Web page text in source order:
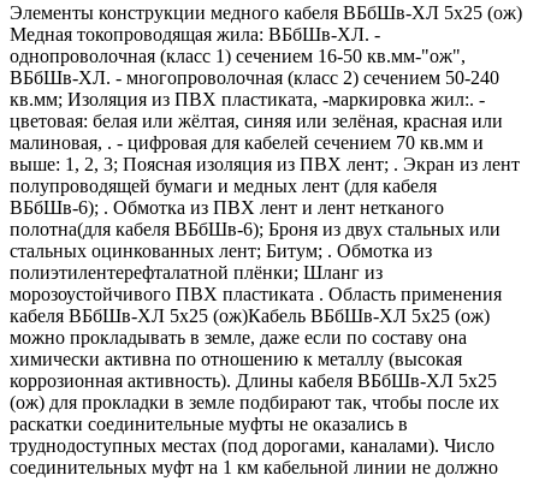
Элементы конструкции медного кабеля ВБбШв-ХЛ 5х25 (ож)
Медная токопроводящая жила: ВБбШв-ХЛ. -
однопроволочная (класс 1) сечением 16-50 кв.мм-"ож",
ВБбШв-ХЛ. - многопроволочная (класс 2) сечением 50-240
кв.мм; Изоляция из ПВХ пластиката, -маркировка жил:. -
цветовая: белая или жёлтая, синяя или зелёная, красная или
малиновая, . - цифровая для кабелей сечением 70 кв.мм и
выше: 1, 2, 3; Поясная изоляция из ПВХ лент; . Экран из лент
полупроводящей бумаги и медных лент (для кабеля
ВБбШв-6); . Обмотка из ПВХ лент и лент нетканого
полотна(для кабеля ВБбШв-6); Броня из двух стальных или
стальных оцинкованных лент; Битум; . Обмотка из
полиэтилентерефталатной плёнки; Шланг из
морозоустойчивого ПВХ пластиката . Область применения
кабеля ВБбШв-ХЛ 5х25 (ож)Кабель ВБбШв-ХЛ 5х25 (ож)
можно прокладывать в земле, даже если по составу она
химически активна по отношению к металлу (высокая
коррозионная активность). Длины кабеля ВБбШв-ХЛ 5х25
(ож) для прокладки в земле подбирают так, чтобы после их
раскатки соединительные муфты не оказались в
труднодоступных местах (под дорогами, каналами). Число
соединительных муфт на 1 км кабельной линии не должно